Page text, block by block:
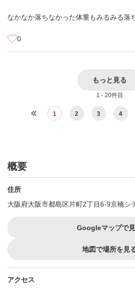
なかなか落ちなかった体重もみるみる落
0
もっと見る
1 - 20件目
1 2 3 4
概要
住所
大阪府大阪市都島区片町2丁目6-9京橋シ
Googleマップで
地図で場所を見
アクセス